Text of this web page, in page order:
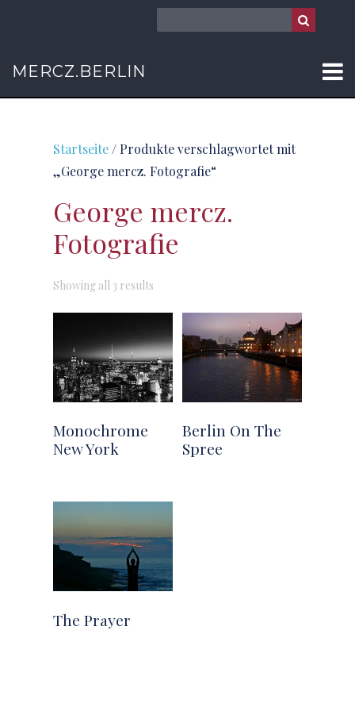
MERCZ.BERLIN
Startseite / Produkte verschlagwortet mit
„George mercz. Fotografie“
George mercz.
Fotografie
Showing all 3 results
by
latest
Monochrome
New York
Berlin On The
Spree
The Prayer